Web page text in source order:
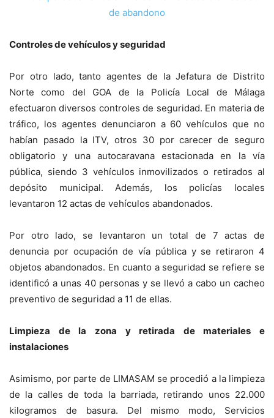
Controles de vehículos y seguridad
Por otro lado, tanto agentes de la Jefatura de Distrito
Norte como del GOA de la Policía Local de Málaga
efectuaron diversos controles de seguridad. En materia de
tráfico, los agentes denunciaron a 60 vehículos que no
habían pasado la ITV, otros 30 por carecer de seguro
obligatorio y una autocaravana estacionada en la vía
pública, siendo 3 vehículos inmovilizados o retirados al
depósito municipal. Además, los policías locales
levantaron 12 actas de vehículos abandonados.
Por otro lado, se levantaron un total de 7 actas de
denuncia por ocupación de vía pública y se retiraron 4
objetos abandonados. En cuanto a seguridad se refiere se
identificó a unas 40 personas y se llevó a cabo un cacheo
preventivo de seguridad a 11 de ellas.
Limpieza de la zona y retirada de materiales e
instalaciones
Asimismo, por parte de LIMASAM se procedió a la limpieza
de la calles de toda la barriada, retirando unos 22.000
kilogramos de basura. Del mismo modo, Servicios